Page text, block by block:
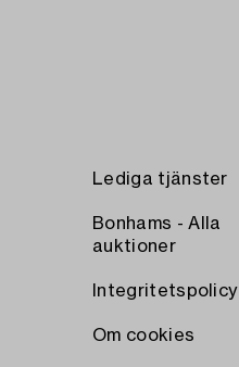
Lediga tjänster
Bonhams - Alla
auktioner
Integritetspolicy
Om cookies